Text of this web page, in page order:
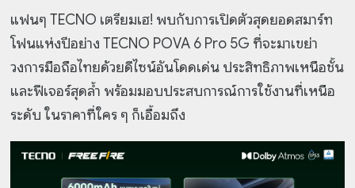
แฟนๆ TECNO เตรียมเฮ! พบกับการเปิดตัวสุดยอดสมาร์ท
โฟนแห่งปีอย่าง TECNO POVA 6 Pro 5G ที่จะมาเขย่า
วงการมือถือไทยด้วยดีไซน์อันโดดเด่น ประสิทธิภาพเหนือชั้น
และฟีเจอร์สุดล้ำ พร้อมมอบประสบการณ์การใช้งานที่เหนือ
ระดับ ในราคาที่ใคร ๆ ก็เอื้อมถึง